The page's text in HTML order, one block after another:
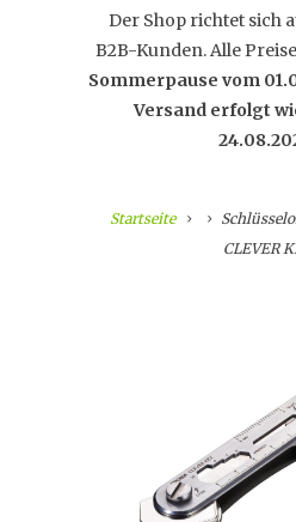
Der Shop richtet sich
B2B-Kunden. Alle
Sommerpause vom
Versand erfolgt
Startseite
CLEVER